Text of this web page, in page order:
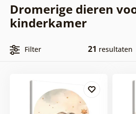
Dromerige dieren
kinderkamer
Filter 21 resultaten